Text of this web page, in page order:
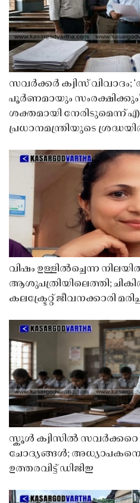
സവർക്കർ ക്വിസ്
പൂർണമായും
ശക്തമായി നേരിടുമെന്ന്
പ്രധാനമന്ത്രിയുടെ
വിഷം ഉള്ളിൽച്ചെന്ന
ആശുപത്രിയിലെത്തി;
കലക്ട്രേറ്റ് ജീവനക്കാരി
സ്കൂൾ ക്വിസിൽ സവർക്കറെ
ചോദ്യങ്ങൾ;
ഉത്തരവിട്ട് ഡിജിഇ